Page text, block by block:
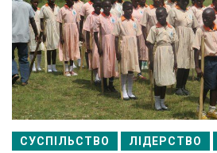
СУСПІЛЬСТВО ЛІДЕРСТВО